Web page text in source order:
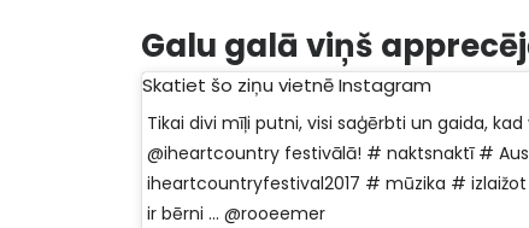
Galu galā viņš
Skatiet šo ziņu vietnē Instagram
Tikai divi mīļi putni, visi saģērbti un gaida,
@iheartcountry festivālā! # naktsnaktī #
iheartcountryfestival2017 # mūzika #
ir bērni ... @rooeemer